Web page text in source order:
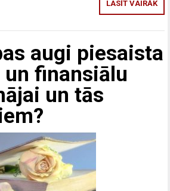
LASĪT VAIRĀK
augi piesaista
finansiālu
un tās